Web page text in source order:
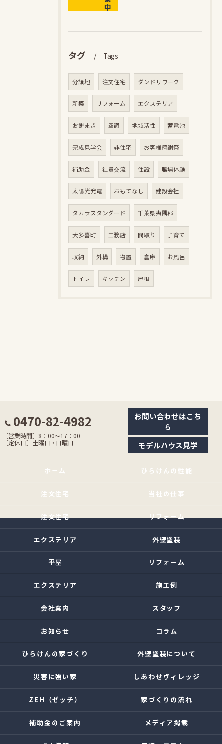
タグ Tags
分譲地 注文住宅 ダンドリワーク
新築 リフォーム エクステリア
お餅まき 空調 地域活性 蓄電池
完成見学会 非住宅 お客様感謝祭
補助金 社員交流 住設 職場体験
太陽光発電 おもてなし 建設会社
タカラスタンダード 千葉県夷隅郡
大多喜町 工務店 間取り 子育て
収納 外構 物置 倉庫 お風呂
トイレ キッチン 屋根
0470-82-4982
［営業時間］8：00〜17：00
［定休日］土曜日・日曜日
お問い合わせはこち
ら
モデルハウス見学
ホーム ひらけんの性能
注文住宅 当社の仕事
注文住宅 リフォーム
エクステリア 外壁塗装
平屋 リフォーム
エクステリア 施工例
会社案内 スタッフ
お知らせ コラム
ひらけんの家づくり 外壁塗装について
災害に強い家 しあわせヴィレッジ
ZEH（ゼッチ） 家づくりの流れ
補助金のご案内 メディア掲載